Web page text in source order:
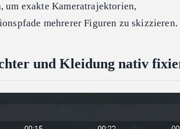
um exakte Kameratrajektorien,
mehrerer Figuren zu skizzieren.
und Kleidung nativ